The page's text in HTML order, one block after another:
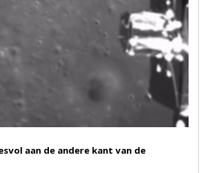
aan de andere kant van de